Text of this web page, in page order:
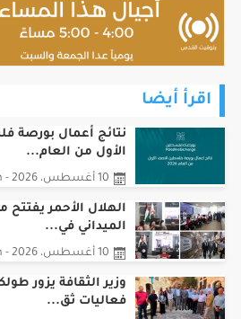
اقرأ أيضا
نتائج أعمال بورصة
الأول من العام...
10 أغسطس، 2026 - 04:08pm
الهلال الأحمر
الميداني في...
10 أغسطس، 2026 - 02:08pm
وزير الثقافة يزور
فعاليات ثق...